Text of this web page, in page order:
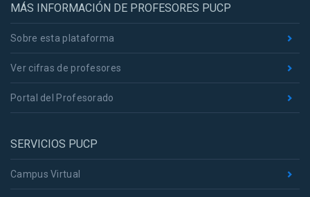
MÁS INFORMACIÓN DE PROFESORES PUCP
Sobre esta plataforma
Ver cifras de profesores
Portal del Profesorado
SERVICIOS PUCP
Campus Virtual